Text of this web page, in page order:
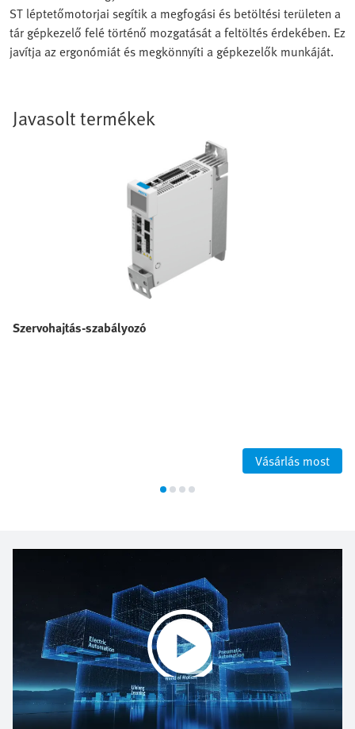
ST léptetőmotorjai segítik a megfogási és betöltési területen a
tár gépkezelő felé történő mozgatását a feltöltés érdekében. Ez
javítja az ergonómiát és megkönnyíti a gépkezelők munkáját.
Javasolt termékek
Szervohajtás-szabályozó
Vásárlás most
Play
Video